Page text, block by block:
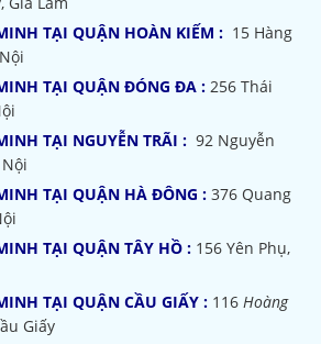
TẠI QUẬN HOÀN KIẾM : 15 Hàng
TẠI QUẬN ĐÓNG ĐA : 256 Thái
TẠI NGUYỄN TRÃI : 92 Nguyễn
TẠI QUẬN HÀ ĐÔNG : 376 Quang
TẠI QUẬN TÂY HỒ : 156 Yên Phụ,
TẠI QUẬN CẦU GIẤY : 116 Hoàng
Giấy